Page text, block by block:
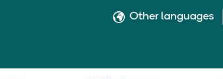
Other languages